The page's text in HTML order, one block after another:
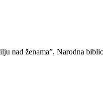
nad ženama”, Narodna